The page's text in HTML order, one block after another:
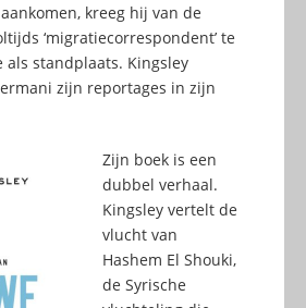
kreeg hij van de
‘migratiecorrespondent’ te
als standplaats. Kingsley
zijn reportages in zijn
Zijn boek is een
dubbel verhaal.
Kingsley vertelt de
vlucht van
Hashem El Shouki,
de Syrische